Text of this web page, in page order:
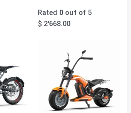
Rated 0out of 5
$2'668.00